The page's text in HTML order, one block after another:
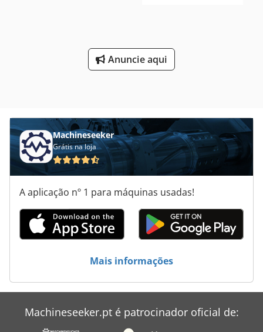
Anuncie aqui
Machineseeker
Grátis na loja
A aplicação nº 1 para máquinas usadas!
Mais informações
Machineseeker.pt é patrocinador oficial de: